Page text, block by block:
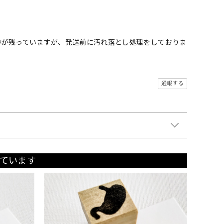
残っていますが、発送前に汚れ落とし処理をしておりま
通報する
います